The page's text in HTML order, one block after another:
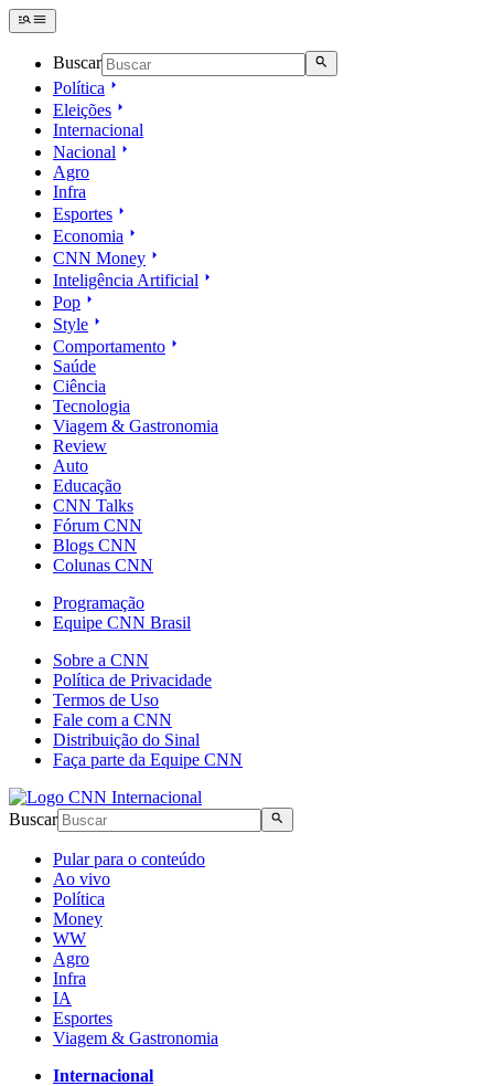
Buscar
Política
Eleições
Internacional
Nacional
Agro
Infra
Esportes
Economia
CNN Money
Inteligência Artificial
Pop
Style
Comportamento
Saúde
Ciência
Tecnologia
Viagem & Gastronomia
Review
Auto
Educação
CNN Talks
Fórum CNN
Blogs CNN
Colunas CNN
Programação
Equipe CNN Brasil
Sobre a CNN
Política de Privacidade
Termos de Uso
Fale com a CNN
Distribuição do Sinal
Faça parte da Equipe CNN
Buscar
Pular para o conteúdo
Ao vivo
Política
Money
WW
Agro
Infra
IA
Esportes
Viagem & Gastronomia
Internacional